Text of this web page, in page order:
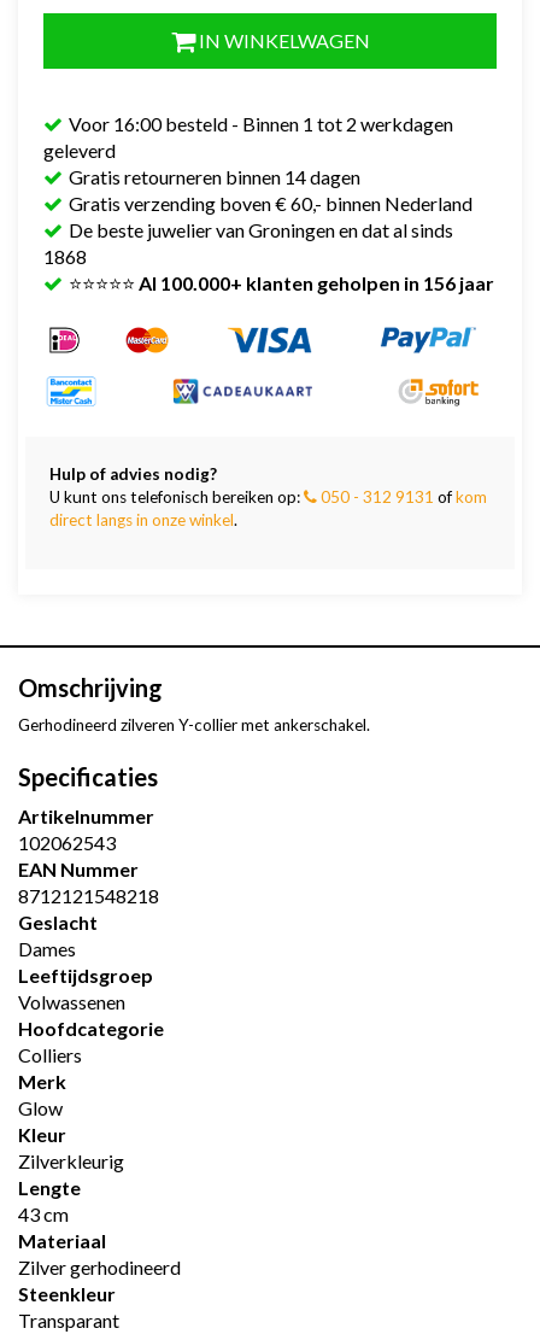
IN WINKELWAGEN
Voor 16:00 besteld - Binnen 1 tot 2 werkdagen
geleverd
Gratis retourneren binnen 14 dagen
Gratis verzending boven € 60,- binnen Nederland
De beste juwelier van Groningen en dat al sinds
1868
⭐⭐⭐⭐⭐ Al 100.000+ klanten geholpen in 156 jaar
Hulp of advies nodig?
U kunt ons telefonisch bereiken op:
050 - 312 9131 ofkom
direct langs in onze winkel.
Omschrijving
Gerhodineerd zilveren Y-collier met ankerschakel.
Specificaties
Artikelnummer
102062543
EAN Nummer
8712121548218
Geslacht
Dames
Leeftijdsgroep
Volwassenen
Hoofdcategorie
Colliers
Merk
Glow
Kleur
Zilverkleurig
Lengte
43 cm
Materiaal
Zilver gerhodineerd
Steenkleur
Transparant